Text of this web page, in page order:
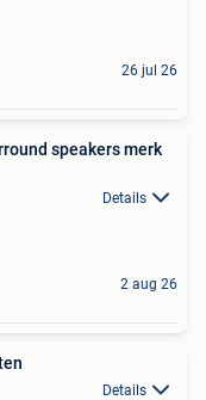
26 jul 26
speakers merk
Details
2 aug 26
Details